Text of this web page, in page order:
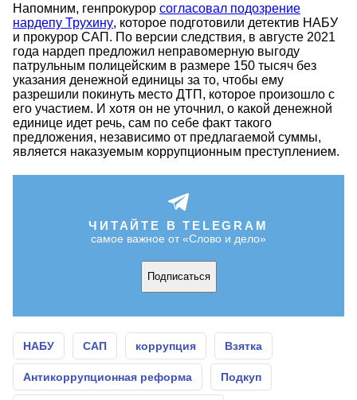
Напомним, генпрокурор согласовал подозрение
нардепу Трухину, которое подготовили детектив НАБУ
и прокурор САП. По версии следствия, в августе 2021
года нардеп предложил неправомерную выгоду
патрульным полицейским в размере 150 тысяч без
указания денежной единицы за то, чтобы ему
разрешили покинуть место ДТП, которое произошло с
его участием. И хотя он не уточнил, о какой денежной
единице идет речь, сам по себе факт такого
предложения, независимо от предлагаемой суммы,
является наказуемым коррупционным преступлением.
ЧИТАЙТЕ В TELEGRAM
самое важное от «Слово и дело»
Подписаться
НАБУ САП коррупция Взятка
Антикоррупционная реформа Подкуп